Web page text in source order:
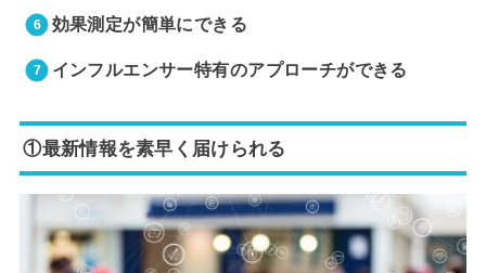
効果測定が簡単にできる
インフルエンサー特有のアプローチができる
①最新情報を素早く届けられる